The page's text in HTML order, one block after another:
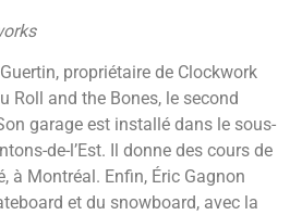
propriétaire de Clockwork
Roll and the Bones, le second
garage est installé dans le sous-
de-l’Est. Il donne des cours de
à Montréal. Enfin, Éric Gagnon
et du snowboard, avec la